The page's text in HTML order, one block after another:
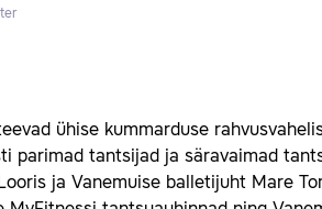
ühise kummarduse
parimad tantsijad ja säravaimad
ja Vanemuise balletijuht Mare